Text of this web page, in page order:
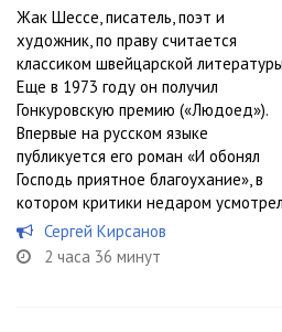
Жак Шессе, писатель, поэт и
художник, по праву считается
классиком швейцарской
Еще в 1973 году он получил
Гонкуровскую премию («Людоед»).
Впервые на русском языке
публикуется его роман «И обонял
Господь приятное благоухание», в
котором критики недаром
Сергей Кирсанов
2 часа 36 минут